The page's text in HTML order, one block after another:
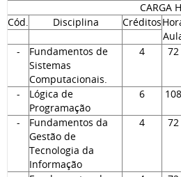
CARGA
Cód.
Disciplina Créditos
-
Fundamentos de
Sistemas
Computacionais.
4 72
-
Lógica de
Programação
6 108
-
Fundamentos da
Gestão de
Tecnologia da
Informação
4 72